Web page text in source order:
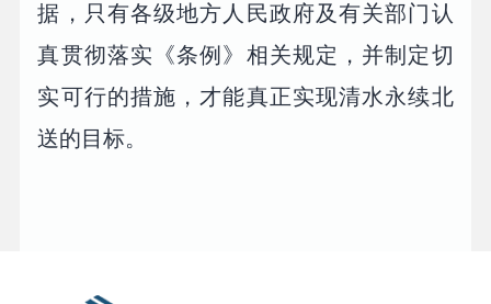
据，只有各级地方人民政府及有关部门认
真贯彻落实《条例》相关规定，并制定切
实可行的措施，才能真正实现清水永续北
送的目标。